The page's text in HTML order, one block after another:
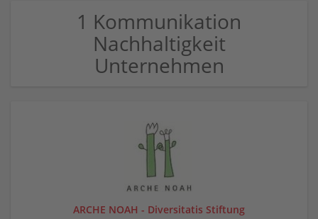
1 Kommunikation
Nachhaltigkeit
Unternehmen
ARCHE NOAH - Diversitatis Stiftung